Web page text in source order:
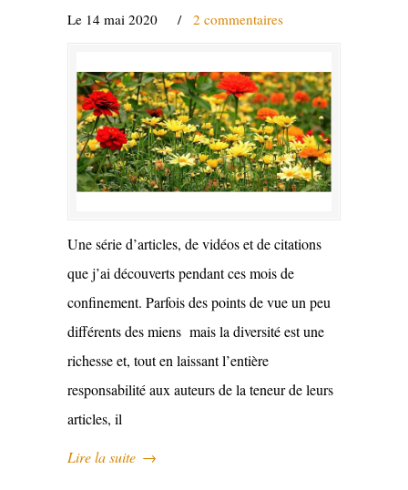
Le 14 mai 2020 / 2 commentaires
Une série d’articles, de vidéos et de citations
que j’ai découverts pendant ces mois de
confinement. Parfois des points de vue un peu
différents des miens mais la diversité est une
richesse et, tout en laissant l’entière
responsabilité aux auteurs de la teneur de leurs
articles, il
Lire la suite →